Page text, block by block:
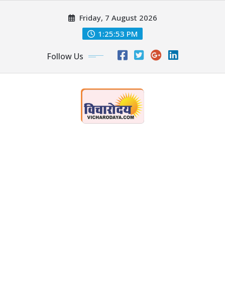
Friday, 7 August 2026
1:25:54 PM
Follow Us